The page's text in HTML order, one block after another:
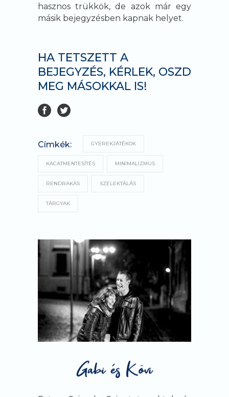
hasznos trükkök, de azok már egy
másik bejegyzésben kapnak helyet.
HA TETSZETT A
BEJEGYZÉS, KÉRLEK, OSZD
MEG MÁSOKKAL IS!
Címkék: GYEREKJÁTÉKOK
KACATMENTESÍTÉS MINIMALIZMUS
RENDRAKÁS SZELEKTÁLÁS
TÁRGYAK